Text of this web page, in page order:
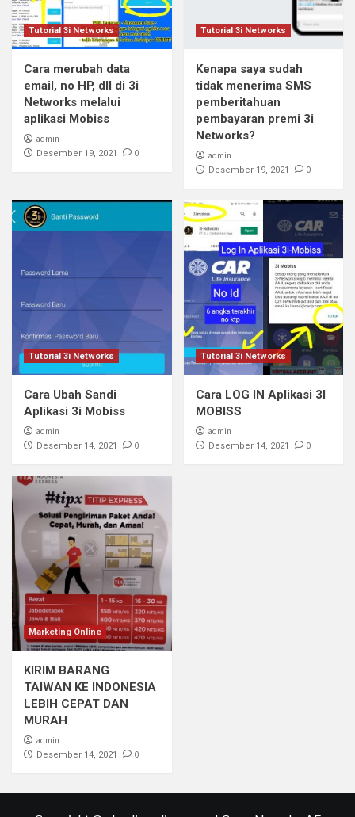
Tutorial 3i Networks
Cara merubah data
email, no HP, dll di 3i
Networks melalui
aplikasi Mobiss
admin
Desember 19, 2021 0
Tutorial 3i Networks
Kenapa saya sudah
tidak menerima SMS
pemberitahuan
pembayaran premi 3i
Networks?
admin
Desember 19, 2021 0
Tutorial 3i Networks
Cara Ubah Sandi
Aplikasi 3i Mobiss
admin
Desember 14, 2021 0
Tutorial 3i Networks
Cara LOG IN Aplikasi 3I
MOBISS
admin
Desember 14, 2021 0
Marketing Online
KIRIM BARANG
TAIWAN KE INDONESIA
LEBIH CEPAT DAN
MURAH
admin
Desember 14, 2021 0